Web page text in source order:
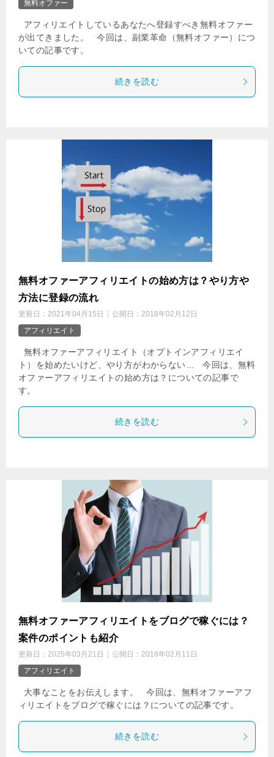
無料オファー
アフィリエイトしているあなたへ登録すべき無料オファー
が出てきました。 今回は、副業革命（無料オファー）につ
いての記事です。
続きを読む
無料オファーアフィリエイトの始め方は？やり方や
方法に登録の流れ
更新日： 2021年04月15日 公開日： 2018年02月12日
アフィリエイト
無料オファーアフィリエイト（オプトインアフィリエイ
ト）を始めたいけど、やり方がわからない… 今回は、無料
オファーアフィリエイトの始め方は？についての記事で
す。
続きを読む
無料オファーアフィリエイトをブログで稼ぐには？
案件のポイントも紹介
更新日： 2025年03月21日 公開日： 2018年02月11日
アフィリエイト
大事なことをお伝えします。 今回は、無料オファーアフ
ィリエイトをブログで稼ぐには？についての記事です。
続きを読む